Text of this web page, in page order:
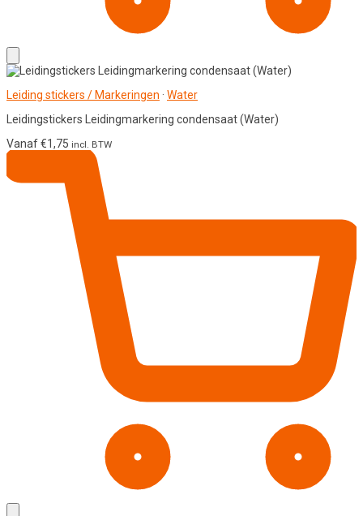
Leiding stickers / Markeringen · Water
Leidingstickers Leidingmarkering condensaat (Water)
Vanaf€1,75 incl. BTW